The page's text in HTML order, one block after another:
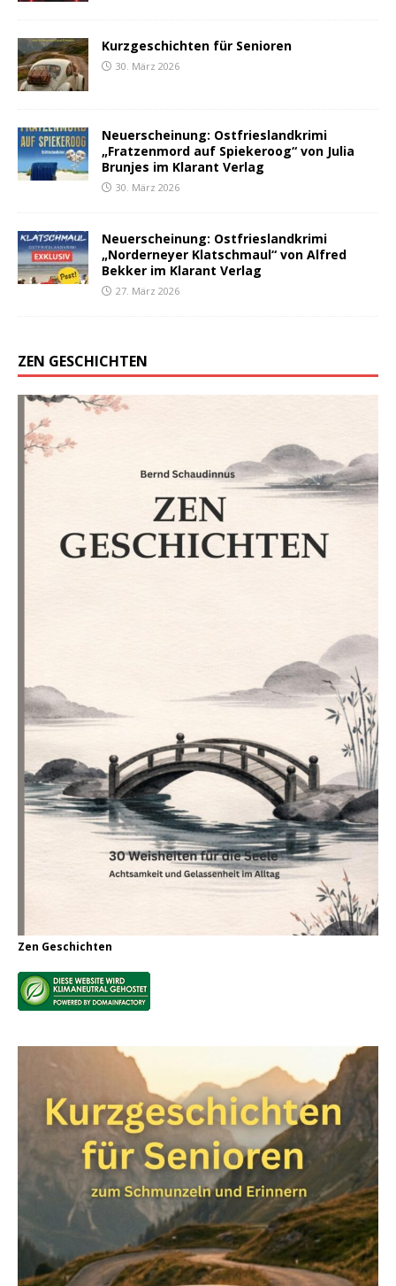
Kurzgeschichten für Senioren
30. März 2026
Neuerscheinung: Ostfrieslandkrimi
„Fratzenmord auf Spiekeroog“ von Julia
Brunjes im Klarant Verlag
30. März 2026
Neuerscheinung: Ostfrieslandkrimi
„Norderneyer Klatschmaul“ von Alfred
Bekker im Klarant Verlag
27. März 2026
ZEN GESCHICHTEN
Zen Geschichten